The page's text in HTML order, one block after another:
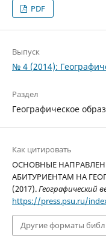
PDF
Выпуск
№ 4 (2014):
Раздел
Географическое
Как цитировать
ОСНОВНЫЕ
АБИТУРИЕНТАМ НА
(2017).Географический
https://press.psu.ru/
Другие форматы